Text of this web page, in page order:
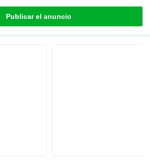
Publicar el anuncio